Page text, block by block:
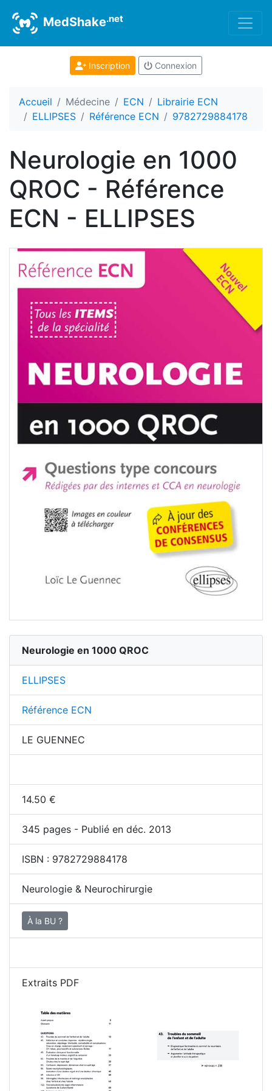
MedShake.net
Inscription Connexion
Accueil Médecine ECN
Librairie ECN
ELLIPSES
Référence ECN 9782729884178
Neurologie en 1000
QROC - Référence
ECN - ELLIPSES
Neurologie en 1000 QROC
ELLIPSES
Référence ECN
LE GUENNEC
14.50 €
345 pages - Publié en déc. 2013
ISBN : 9782729884178
Neurologie & Neurochirurgie
À la BU ?
Extraits PDF